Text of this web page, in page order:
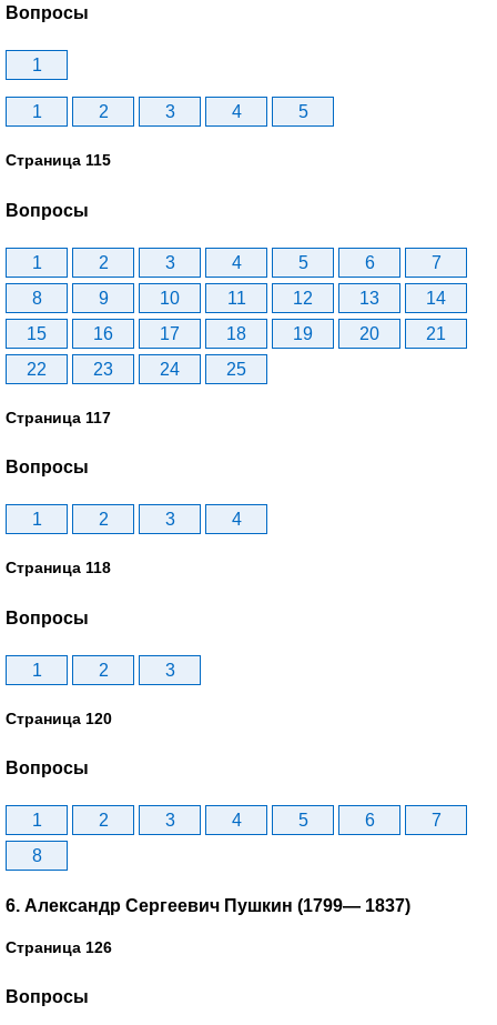
Вопросы
1
1 2 3 4 5
Страница 115
Вопросы
1 2 3 4 5 6
7
8
9 10 11 12 13
14
15
16 17 18 19 20
21
22
23 24 25
Страница 117
Вопросы
1 2 3 4
Страница 118
Вопросы
1 2 3
Страница 120
Вопросы
1 2 3 4 5 6
7
8
6. Александр Сергеевич Пушкин (1799— 1837)
Страница 126
Вопросы